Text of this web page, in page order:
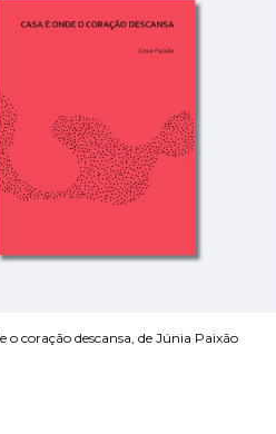
o coração descansa, de Júnia Paixão